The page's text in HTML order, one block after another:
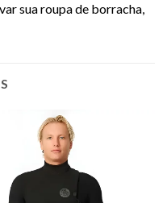
sua roupa de borracha,